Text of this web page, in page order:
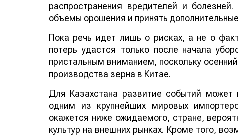
распространения вредителей и
объемы орошения и принять
Пока речь идет лишь о рисках, а не о
потерь удастся только после начала
пристальным вниманием, поскольку
производства зерна в Китае.
Для Казахстана развитие событий может
одним из крупнейших мировых
окажется ниже ожидаемого, стране,
культур на внешних рынках. Кроме того,